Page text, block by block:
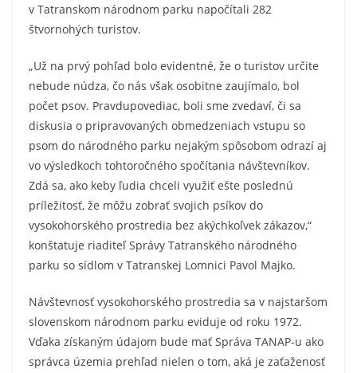
v Tatranskom národnom parku napočítali 282
štvornohých turistov.
„Už na prvý pohľad bolo evidentné, že o turistov určite
nebude núdza, čo nás však osobitne zaujímalo, bol
počet psov. Pravdupovediac, boli sme zvedaví, či sa
diskusia o pripravovaných obmedzeniach vstupu so
psom do národného parku nejakým spôsobom odrazí aj
vo výsledkoch tohtoročného spočítania návštevníkov.
Zdá sa, ako keby ľudia chceli využiť ešte poslednú
príležitosť, že môžu zobrať svojich psíkov do
vysokohorského prostredia bez akýchkoľvek zákazov,“
konštatuje riaditeľ Správy Tatranského národného
parku so sídlom v Tatranskej Lomnici Pavol Majko.
Návštevnosť vysokohorského prostredia sa v najstaršom
slovenskom národnom parku eviduje od roku 1972.
Vďaka získaným údajom bude mať Správa TANAP-u ako
správca územia prehľad nielen o tom, aká je zaťaženosť